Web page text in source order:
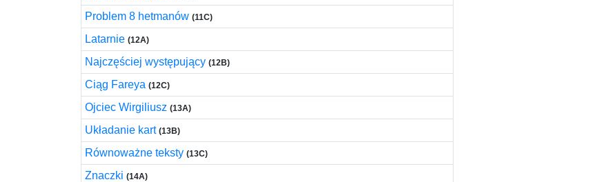
Problem 8 hetmanów (11C)
Latarnie (12A)
Najczęściej występujący (12B)
Ciąg Fareya (12C)
Ojciec Wirgiliusz (13A)
Układanie kart (13B)
Równoważne teksty (13C)
Znaczki (14A)